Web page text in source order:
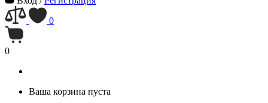
0
0
Ваша корзина пуста